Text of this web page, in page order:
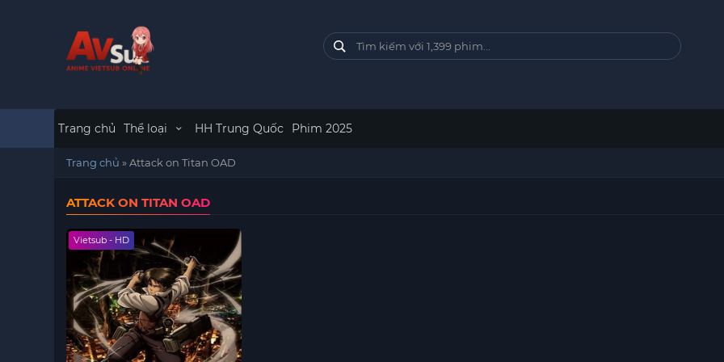
Trang chủ Thể loại HH Trung Quốc Phim 2025
Trang chủ »Attack on Titan OAD
ATTACK ON TITAN OAD
Vietsub - HD